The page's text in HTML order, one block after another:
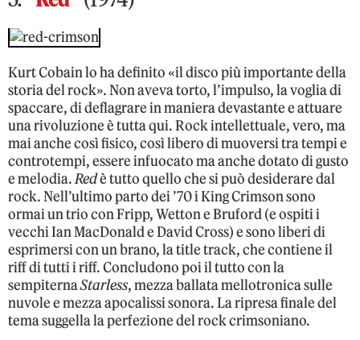
Kurt Cobain lo ha definito «il disco più importante della
storia del rock». Non aveva torto, l’impulso, la voglia di
spaccare, di deflagrare in maniera devastante e attuare
una rivoluzione è tutta qui. Rock intellettuale, vero, ma
mai anche così fisico, così libero di muoversi tra tempi e
controtempi, essere infuocato ma anche dotato di gusto
e melodia.Redè tutto quello che si può desiderare dal
rock. Nell’ultimo parto dei ’70 i King Crimson sono
ormai un trio con Fripp, Wetton e Bruford (e ospiti i
vecchi Ian MacDonald e David Cross) e sono liberi di
esprimersi con un brano, la title track, che contiene il
riff di tutti i riff. Concludono poi il tutto con la
sempiternaStarless, mezza ballata mellotronica sulle
nuvole e mezza apocalissi sonora. La ripresa finale del
tema suggella la perfezione del rock crimsoniano.